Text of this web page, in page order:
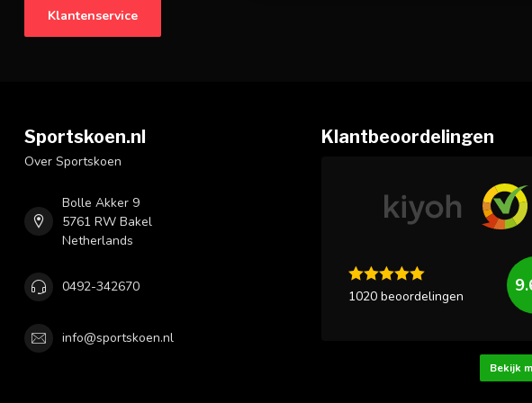
Klantenservice
Sportskoen.nl
Over Sportskoen
Bolle Akker 9
5761 RW Bakel
Netherlands
0492-342670
info@sportskoen.nl
Klantbeoordelingen
1020 beoordelingen
Bekijk